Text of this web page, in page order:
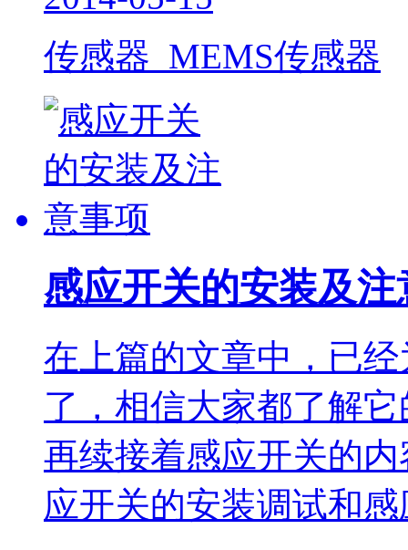
传感器 MEMS传感器
感应开关的安装及注
在上篇的文章中，已
了，相信大家都了解
再续接着感应开关的
应开关的安装调试和